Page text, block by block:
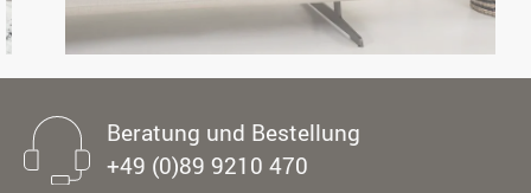
Beratung und Bestellung
+49 (0)89 9210 470